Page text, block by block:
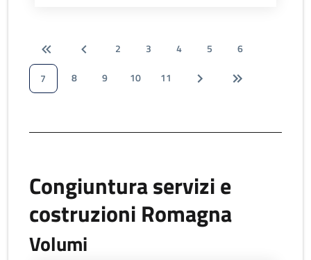
2 3 4 5
6
7
8 9 10 11
Congiuntura servizi e
costruzioni Romagna
Volumi